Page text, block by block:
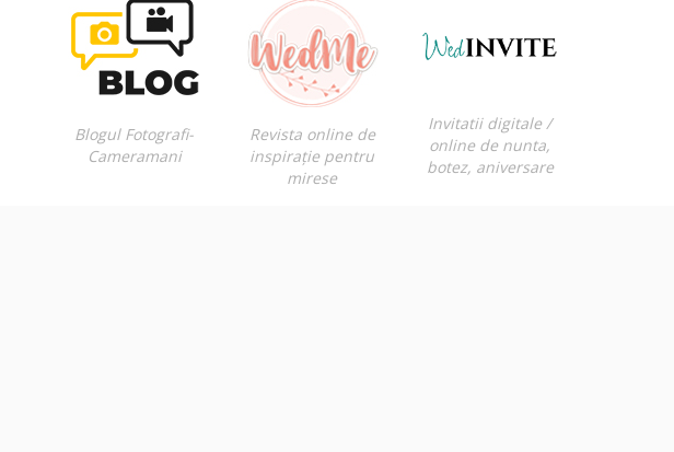
Blogul Fotografi-
Cameramani
Revista online de
inspirație pentru
mirese
Invitatii digitale /
online de nunta,
botez, aniversare